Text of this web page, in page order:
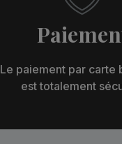
Le paiement par carte
est totalement